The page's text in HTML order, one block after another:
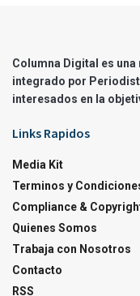
Columna Digital es
integrado por
interesados en la
Links Rapidos
Media Kit
Terminos y
Compliance &
Quienes Somos
Trabaja con Nosotros
Contacto
RSS